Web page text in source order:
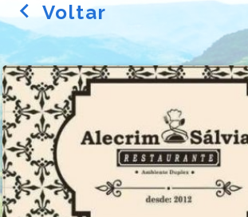
arrow_back_ios Voltar